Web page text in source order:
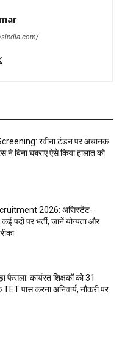
रवीना टंडन पर अचानक
ने बिना घबराए ऐसे किया हालात को
2026: असिस्टेंट-
पदों पर भर्ती, जानें योग्यता और
फैसला: कार्यरत शिक्षकों को 31
पास करना अनिवार्य, नौकरी पर